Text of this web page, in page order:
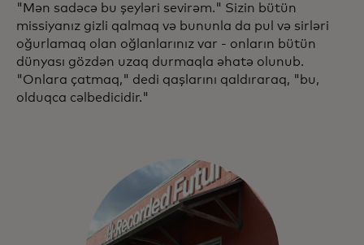
"Mən sadəcə bu şeyləri sevirəm." Sizin bütün
missiyanız gizli qalmaq və bununla da pul və sirləri
oğurlamaq olan oğlanlarınız var - onların bütün
dünyası gözdən uzaq durmaqla əhatə olunub.
"Onlara çatmaq," dedi qaşlarını qaldıraraq, "bu,
olduqca cəlbedicidir."